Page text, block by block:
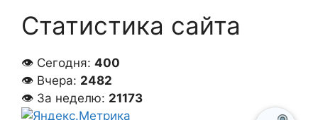
Статистика сайта
👁 Сегодня: 400
👁 Вчера: 2482
👁 За неделю: 21173